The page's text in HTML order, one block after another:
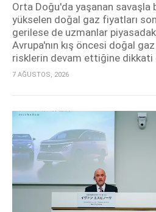
Orta Doğu'da yaşanan savaşla
yükselen doğal gaz fiyatları
gerilese de uzmanlar
Avrupa'nın kış öncesi doğal
risklerin devam ettiğine dikkati
7 AĞUSTOS, 2026